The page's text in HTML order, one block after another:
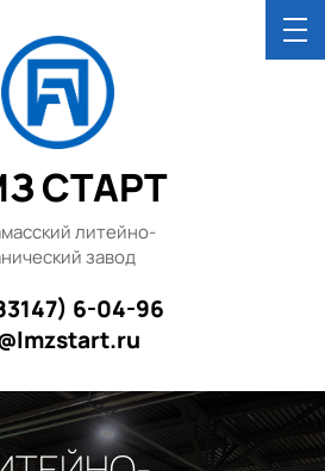
СТАРТ
литейно-
завод
6-04-96